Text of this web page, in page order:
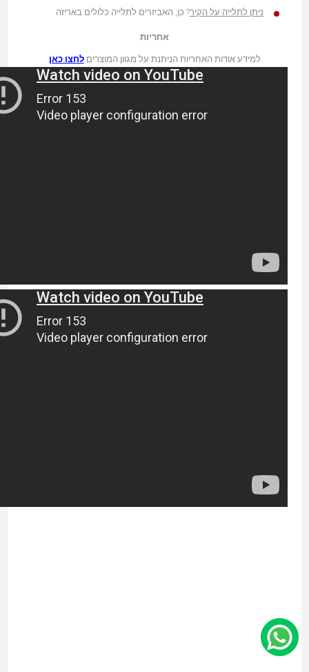
ניתן לתלייה על הקיר? כן, האביזרים לתלייה כלולים באריזה
אחריות
למידע אודות האחריות הניתנת על מגוון המוצריםלחצו כאן